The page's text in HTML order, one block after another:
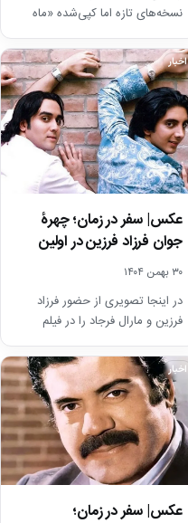
نسخه‌های تازه اما کپی‌شده «ماه
عسل» و «عصر جدید» و حضور
چهره‌های شناخته‌شده‌ای مثل…
اخبار
عکس| سفر در زمان؛ چهرۀ
جوان فرزاد فرزین در اولین
فیلمش/ تصویر…۳۰ بهمن ۱۴۰۴
در اینجا تصویری از حضور فرزاد
فرزین و مارال فرجاد را در فیلم
«پسران آجری» محصول سال
1385…
اخبار
عکس| سفر در زمان؛